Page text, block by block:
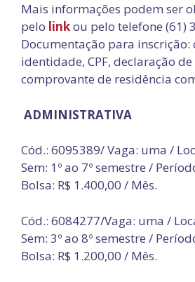
Mais informações podem ser
pelo linkou pelo telefone (61)
Documentação para inscrição:
identidade, CPF, declaração
comprovante de residência
ADMINISTRATIVA
Cód.: 6095389/ Vaga: uma /
Sem: 1º ao 7º semestre /
Bolsa: R$ 1.400,00 / Mês.
Cód.: 6084277/Vaga: uma /
Sem: 3º ao 8º semestre /
Bolsa: R$ 1.200,00 / Mês.